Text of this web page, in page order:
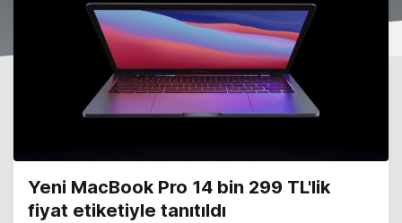
Yeni MacBook Pro 14 bin 299 TL'lik
fiyat etiketiyle tanıtıldı